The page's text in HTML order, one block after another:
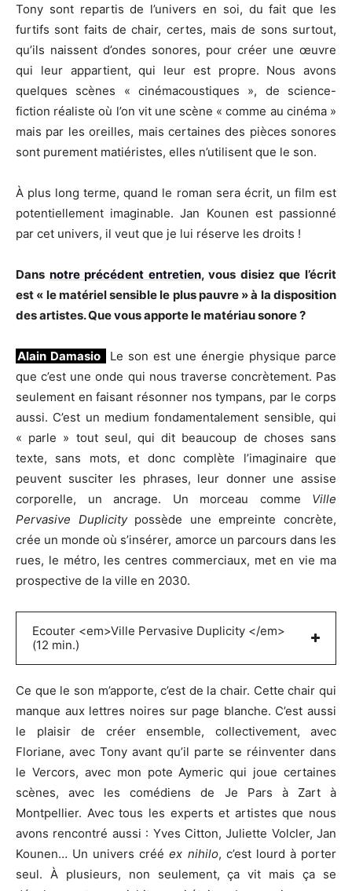
Tony sont repartis de l’univers en soi, du fait que les
furtifs sont faits de chair, certes, mais de sons surtout,
qu’ils naissent d’ondes sonores, pour créer une œuvre
qui leur appartient, qui leur est propre. Nous avons
quelques scènes « cinémacoustiques », de science-
fiction réaliste où l’on vit une scène « comme au cinéma »
mais par les oreilles, mais certaines des pièces sonores
sont purement matiéristes, elles n’utilisent que le son.
À plus long terme, quand le roman sera écrit, un film est
potentiellement imaginable. Jan Kounen est passionné
par cet univers, il veut que je lui réserve les droits !
Dans notre précédent entretien, vous disiez que l’écrit
est « le matériel sensible le plus pauvre » à la disposition
des artistes. Que vous apporte le matériau sonore ?
Alain Damasio
Le son est une énergie physique parce
que c’est une onde qui nous traverse concrètement. Pas
seulement en faisant résonner nos tympans, par le corps
aussi. C’est un medium fondamentalement sensible, qui
« parle » tout seul, qui dit beaucoup de choses sans
texte, sans mots, et donc complète l’imaginaire que
peuvent susciter les phrases, leur donner une assise
corporelle, un ancrage. Un morceau comme Ville
Pervasive Duplicitypossède une empreinte concrète,
crée un monde où s’insérer, amorce un parcours dans les
rues, le métro, les centres commerciaux, met en vie ma
prospective de la ville en 2030.
Ecouter <em>Ville Pervasive Duplicity </em>
(12 min.)
Ce que le son m’apporte, c’est de la chair. Cette chair qui
manque aux lettres noires sur page blanche. C’est aussi
le plaisir de créer ensemble, collectivement, avec
Floriane, avec Tony avant qu’il parte se réinventer dans
le Vercors, avec mon pote Aymeric qui joue certaines
scènes, avec les comédiens de Je Pars à Zart à
Montpellier. Avec tous les experts et artistes que nous
avons rencontré aussi : Yves Citton, Juliette Volcler, Jan
Kounen… Un univers crééex nihilo, c’est lourd à porter
seul. À plusieurs, non seulement, ça vit mais ça se